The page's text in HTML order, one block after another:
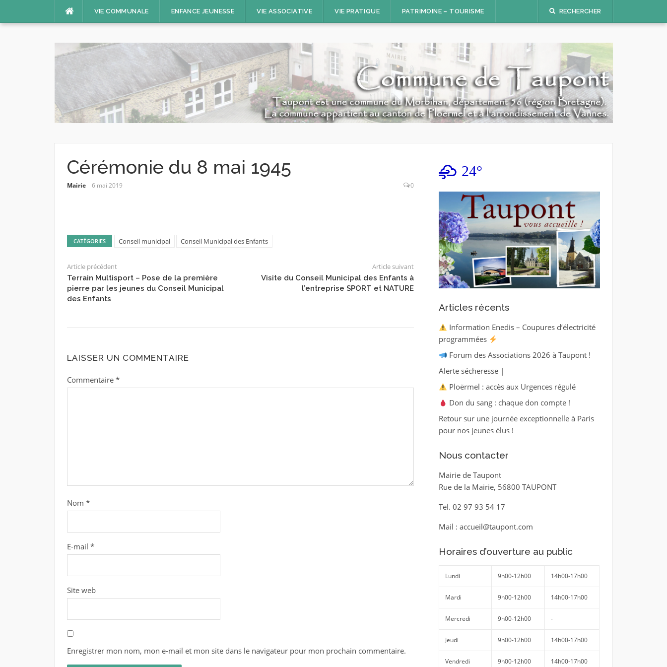
VIE COMMUNALE ENFANCE JEUNESSE VIE ASSOCIATIVE VIE PRATIQUE PATRIMOINE – TOURISME RECHERCHER
Cérémonie du 8 mai 1945
Mairie 6 mai 2019 0
CATÉGORIES Conseil municipal Conseil Municipal des Enfants
Article précédent
Terrain Multisport – Pose de la première
pierre par les jeunes du Conseil Municipal
des Enfants
Article suivant
Visite du Conseil Municipal des Enfants à
l’entreprise SPORT et NATURE
LAISSER UN COMMENTAIRE
Commentaire *
Nom *
E-mail *
Site web
Enregistrer mon nom, mon e-mail et mon site dans le navigateur pour mon prochain commentaire.
24°
Articles récents
Information Enedis – Coupures d’électricité
programmées
Forum des Associations 2026 à Taupont !
Alerte sécheresse |
Ploërmel : accès aux Urgences régulé
Don du sang : chaque don compte !
Retour sur une journée exceptionnelle à Paris
pour nos jeunes élus !
Nous contacter
Mairie de Taupont
Rue de la Mairie, 56800 TAUPONT
Tel. 02 97 93 54 17
Mail : accueil@taupont.com
Horaires d’ouverture au public
Lundi 9h00-12h00 14h00-17h00
Mardi 9h00-12h00 14h00-17h00
Mercredi 9h00-12h00 -
Jeudi 9h00-12h00 14h00-17h00
Vendredi 9h00-12h00 14h00-17h00